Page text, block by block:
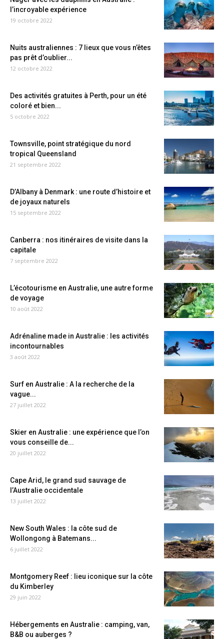
l’incroyable expérience
19 octobre 2022
Nuits australiennes : 7 lieux que vous n’êtes
pas prêt d’oublier...
12 octobre 2022
Des activités gratuites à Perth, pour un été
coloré et bien...
5 octobre 2022
Townsville, point stratégique du nord
tropical Queensland
21 septembre 2022
D’Albany à Denmark : une route d’histoire et
de joyaux naturels
15 septembre 2022
Canberra : nos itinéraires de visite dans la
capitale
7 septembre 2022
L’écotourisme en Australie, une autre forme
de voyage
10 août 2022
Adrénaline made in Australie : les activités
incontournables
3 août 2022
Surf en Australie : A la recherche de la
vague...
27 juillet 2022
Skier en Australie : une expérience que l’on
vous conseille de...
20 juillet 2022
Cape Arid, le grand sud sauvage de
l’Australie occidentale
13 juillet 2022
New South Wales : la côte sud de
Wollongong à Batemans...
6 juillet 2022
Montgomery Reef : lieu iconique sur la côte
du Kimberley
29 juin 2022
Hébergements en Australie : camping, van,
B&B ou auberges ?